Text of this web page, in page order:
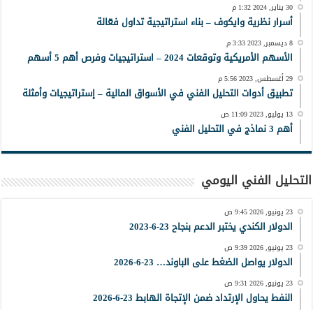
30 يناير, 2024 1:32 م
أسرار نظرية وايكوف – بناء استراتيجية تداول فعّالة
8 ديسمبر, 2023 3:33 م
الأسهم الأمريكية وتوقعات 2024 – استراتيجيات وفرص أهم 5 أسهم
29 أغسطس, 2023 5:56 م
تطبيق أدوات التحليل الفني في الأسواق المالية – إستراتيجيات وأمثلة
13 يوليو, 2023 11:09 ص
أهم 3 نماذج في التحليل الفني
التحليل الفني اليومي
23 يونيو, 2026 9:45 ص
الدولار الكندي يختبر الدعم بنجاح 23-6-2023
23 يونيو, 2026 9:39 ص
الدولار يواصل الضغط على الباوند… 23-6-2026
23 يونيو, 2026 9:31 ص
النفط يحاول الإرتداد ضمن الإتجاة الهابط 23-6-2026